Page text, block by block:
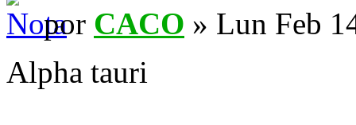
por CACO » Lun Feb
Alpha tauri